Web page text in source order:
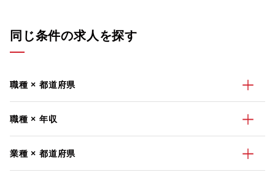
同じ条件の求人を探す
職種 × 都道府県
職種 × 年収
業種 × 都道府県